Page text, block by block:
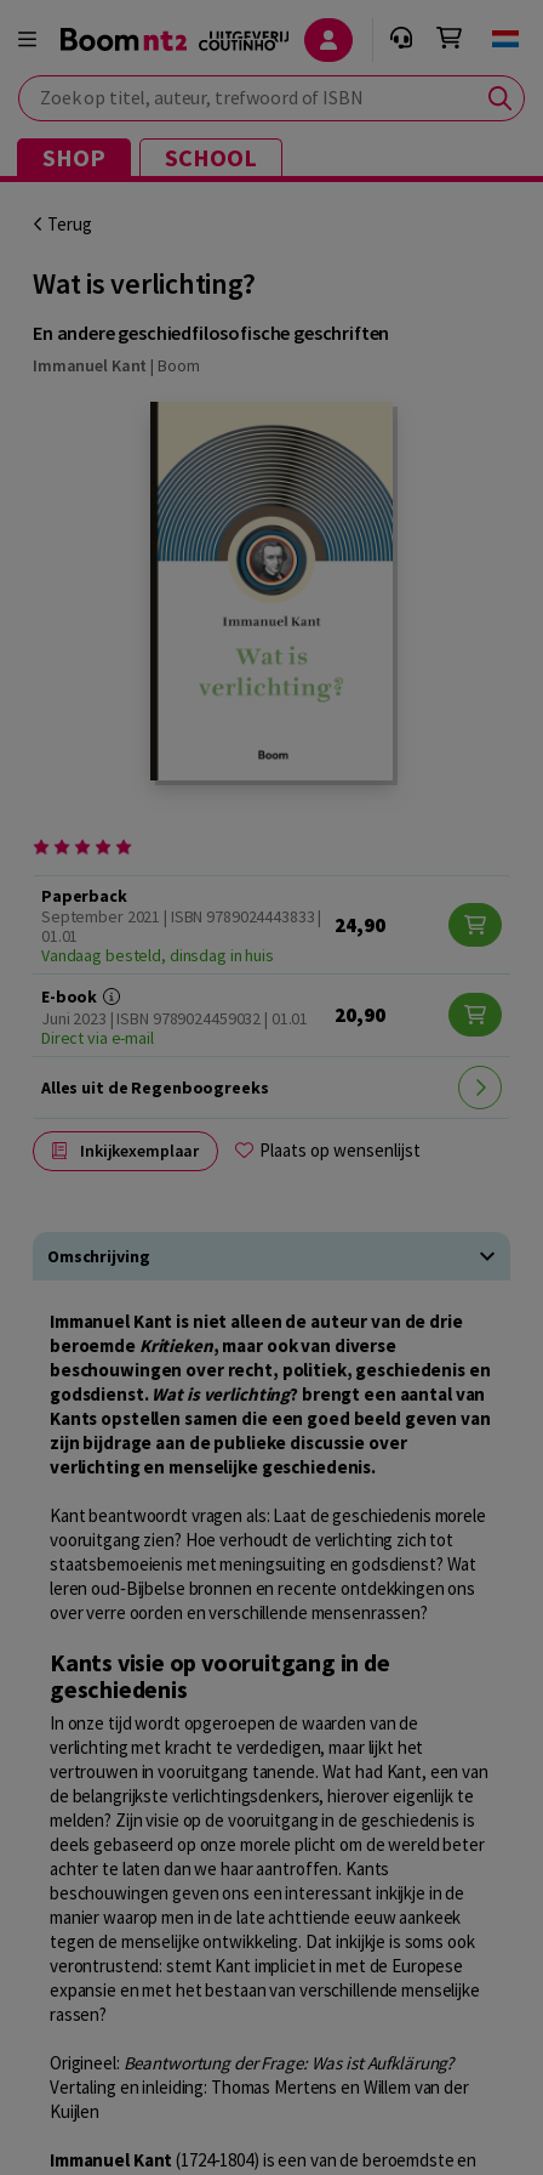
Zoek op titel, auteur, trefwoord of ISBN
SHOP SCHOOL
Terug
Wat is verlichting?
En andere geschiedfilosofische geschriften
Immanuel Kant | Boom
Paperback
September 2021 | ISBN 9789024443833 |
01.01
Vandaag besteld, dinsdag in huis
24,90
E-book
Juni 2023 | ISBN 9789024459032 | 01.01
Direct via e-mail
20,90
Alles uit de Regenboogreeks
Inkijkexemplaar Plaats op wensenlijst
Omschrijving
Immanuel Kant is niet alleen de auteur van de drie
beroemde Kritieken, maar ook van diverse
beschouwingen over recht, politiek, geschiedenis en
godsdienst. Wat is verlichting? brengt een aantal van
Kants opstellen samen die een goed beeld geven van
zijn bijdrage aan de publieke discussie over
verlichting en menselijke geschiedenis.
Kant beantwoordt vragen als: Laat de geschiedenis morele
vooruitgang zien? Hoe verhoudt de verlichting zich tot
staatsbemoeienis met meningsuiting en godsdienst? Wat
leren oud‑Bijbelse bronnen en recente ontdekkingen ons
over verre oorden en verschillende mensenrassen?
Kants visie op vooruitgang in de
geschiedenis
In onze tijd wordt opgeroepen de waarden van de
verlichting met kracht te verdedigen, maar lijkt het
vertrouwen in vooruitgang tanende. Wat had Kant, een van
de belangrijkste verlichtingsdenkers, hierover eigenlijk te
melden? Zijn visie op de vooruitgang in de geschiedenis is
deels gebaseerd op onze morele plicht om de wereld beter
achter te laten dan we haar aantroffen. Kants
beschouwingen geven ons een interessant inkijkje in de
manier waarop men in de late achttiende eeuw aankeek
tegen de menselijke ontwikkeling. Dat inkijkje is soms ook
verontrustend: stemt Kant impliciet in met de Europese
expansie en met het bestaan van verschillende menselijke
rassen?
Origineel: Beantwortung der Frage: Was ist Aufklärung?
Vertaling en inleiding: Thomas Mertens en Willem van der
Kuijlen
Immanuel Kant (1724‑1804) is een van de beroemdste en